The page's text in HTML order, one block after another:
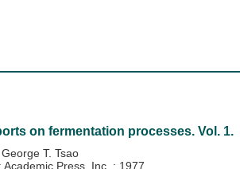
on fermentation processes. Vol. 1.
George T. Tsao
Academic Press, Inc. ; 1977